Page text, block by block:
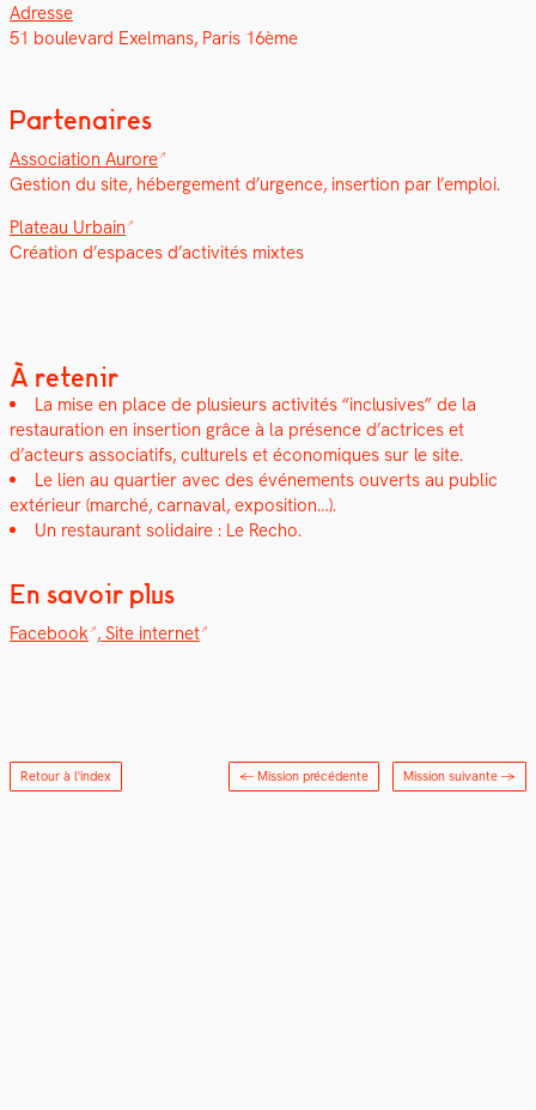
Adresse
51 boule­vard Exel­mans, Paris 16ème
Partenaires
Asso­ci­a­tion Aurore
Ges­tion du site, héberge­ment d’urgence, inser­tion par l’emploi.
Plateau Urbain
Créa­tion d’e­spaces d’ac­tiv­ités mixtes
À retenir
La mise en place de plusieurs activ­ités “inclu­sives” de la
restau­ra­tion en inser­tion grâce à la présence d’actrices et
d’acteurs asso­ci­at­ifs, cul­turels et économiques sur le site.
Le lien au quarti­er avec des événe­ments ouverts au pub­lic
extérieur (marché, car­naval, expo­si­tion…).
Un restau­rant sol­idaire : Le Recho.
En savoir plus
Face­book , Site inter­net
Retour à l'index ← Mission précédente Mission suivante →